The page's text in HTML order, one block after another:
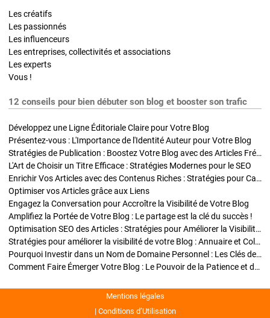
Les créatifs
Les passionnés
Les influenceurs
Les entreprises, collectivités et associations
Les experts
Vous !
12 conseils pour bien débuter son blog et booster son trafic
Développez une Ligne Éditoriale Claire pour Votre Blog
Présentez-vous : L'Importance de l'Identité Auteur pour Votre Blog
Stratégies de Publication : Boostez Votre Blog avec des Articles Fréquents et Exclusifs
L'Art de Choisir un Titre Efficace : Stratégies Modernes pour le SEO
Enrichir Vos Articles avec des Contenus Riches : Stratégies pour Captiver et Optimiser
Optimiser vos Articles grâce aux Liens
Engagez la Conversation pour Accroître la Visibilité de Votre Blog
Amplifiez la Portée de Votre Blog : Le partage est la clé du succès !
Optimisation SEO des Articles : Stratégies pour Améliorer la Visibilité de Votre Blog
Stratégies pour améliorer la visibilité de votre Blog : Annuaire et Collaborations
Pourquoi Investir dans un Nom de Domaine Personnel : Les Clés de la Réussite de Votre Blog
Comment Faire Émerger Votre Blog : Le Pouvoir de la Patience et de la Persévérance
Mentions légales
Conditions d’Utilisation